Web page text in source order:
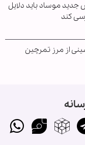
موساد باید دلایل
کند
از مرز تمرچین